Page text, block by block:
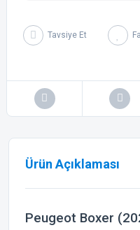
Tavsiye Et
Ürün Açıklaması
Peugeot Boxer